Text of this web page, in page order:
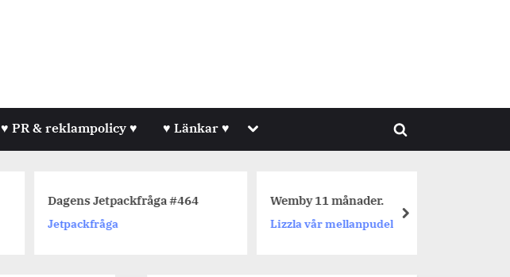
♥ PR & reklampolicy ♥ ♥ Länkar ♥ Toggle
menu
Toggle
Dagens Jetpackfråga #464
Jetpackfråga
Wemby 11 månader.
Lizzla vår mellanpudel next